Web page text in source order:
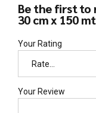
Be the first to
30 cm x 150
Your Rating
Your Review